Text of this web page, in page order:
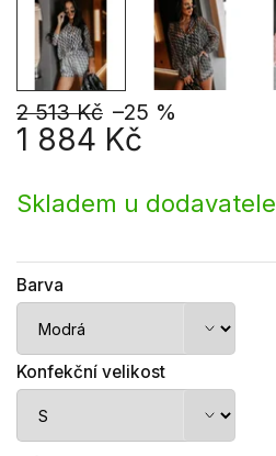
2 513 Kč –25 %
1 884 Kč
cena:
Skladem u dodavatele
Barva
Konfekční velikost